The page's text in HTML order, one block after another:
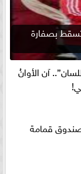
بصفارة
آن الأوانُ
صندوق قمامة